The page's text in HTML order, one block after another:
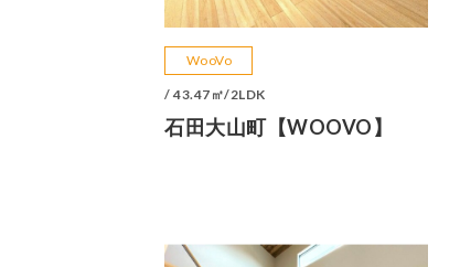
WooVo
/ 43.47㎡/2LDK
石田大山町【WOOVO】